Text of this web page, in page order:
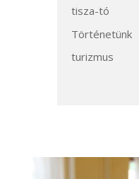
tisza-tó
Történetünk
turizmus